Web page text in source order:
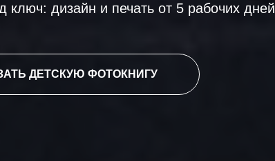
ключ: дизайн и печать от 5 рабочих дней
ДЕТСКУЮ ФОТОКНИГУ